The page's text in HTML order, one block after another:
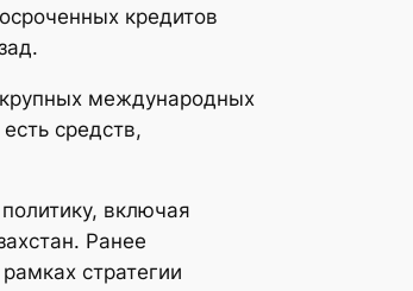
кредитов
международных
средств,
включая
Ранее
стратегии